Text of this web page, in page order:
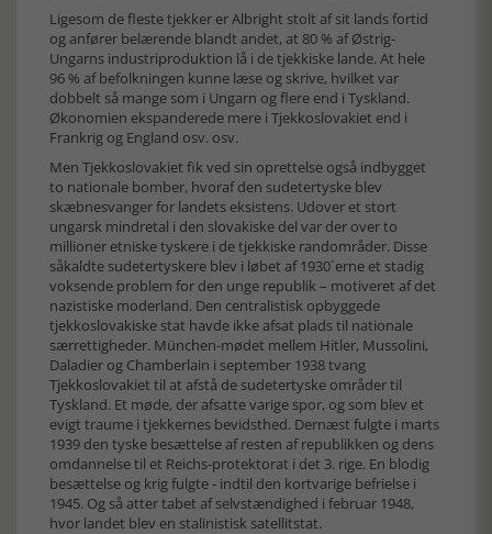
Ligesom de fleste tjekker er Albright stolt af sit lands fortid
og anfører belærende blandt andet, at 80 % af Østrig-
Ungarns industriproduktion lå i de tjekkiske lande. At hele
96 % af befolkningen kunne læse og skrive, hvilket var
dobbelt så mange som i Ungarn og flere end i Tyskland.
Økonomien ekspanderede mere i Tjekkoslovakiet end i
Frankrig og England osv. osv.
Men Tjekkoslovakiet fik ved sin oprettelse også indbygget
to nationale bomber, hvoraf den sudetertyske blev
skæbnesvanger for landets eksistens. Udover et stort
ungarsk mindretal i den slovakiske del var der over to
millioner etniske tyskere i de tjekkiske randområder. Disse
såkaldte sudetertyskere blev i løbet af 1930´erne et stadig
voksende problem for den unge republik – motiveret af det
nazistiske moderland. Den centralistisk opbyggede
tjekkoslovakiske stat havde ikke afsat plads til nationale
særrettigheder. München-mødet mellem Hitler, Mussolini,
Daladier og Chamberlain i september 1938 tvang
Tjekkoslovakiet til at afstå de sudetertyske områder til
Tyskland. Et møde, der afsatte varige spor, og som blev et
evigt traume i tjekkernes bevidsthed. Dernæst fulgte i marts
1939 den tyske besættelse af resten af republikken og dens
omdannelse til et Reichs-protektorat i det 3. rige. En blodig
besættelse og krig fulgte - indtil den kortvarige befrielse i
1945. Og så atter tabet af selvstændighed i februar 1948,
hvor landet blev en stalinistisk satellitstat.